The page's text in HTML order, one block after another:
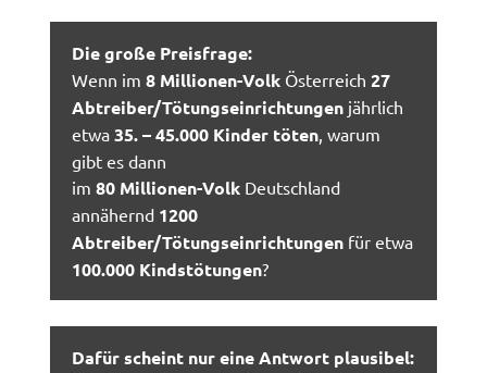
Die große Preisfrage:
Wenn im8 Millionen-Volk Österreich27
Abtreiber/Tötungseinrichtungen jährlich
etwa35. – 45.000 Kinder töten, warum
gibt es dann
im80 Millionen-Volk Deutschland
annähernd 1200
Abtreiber/Tötungseinrichtungen für etwa
100.000 Kindstötungen?
Dafür scheint nur eine Antwort plausibel: